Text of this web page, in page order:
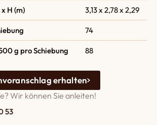
H (m) 3,13 x 2,78 x 2,29
74
g pro Schiebung 88
erhalten
Wir können Sie anleiten!
53